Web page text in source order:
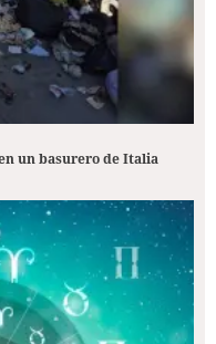
un basurero de Italia